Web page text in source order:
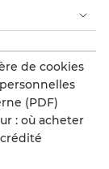
de cookies
(PDF)
: où acheter